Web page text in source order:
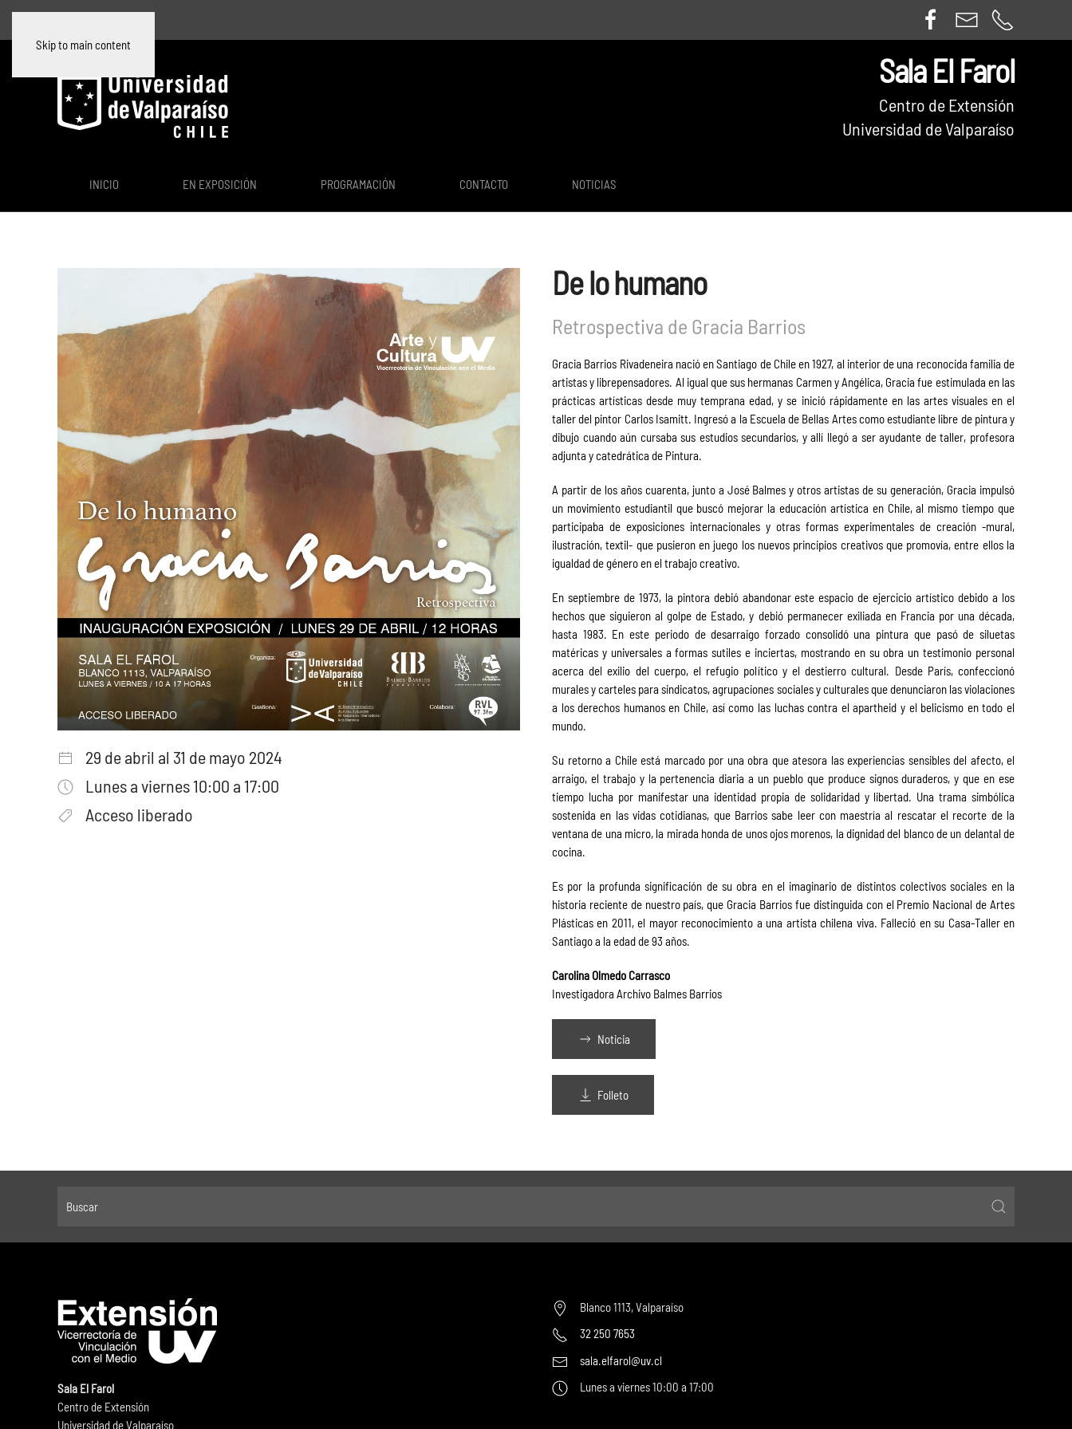
Skip to main content
Sala El Farol
Centro de Extensión
Universidad de Valparaíso
INICIO EN EXPOSICIÓN PROGRAMACIÓN CONTACTO NOTICIAS
29 de abril al 31 de mayo 2024
Lunes a viernes 10:00 a 17:00
Acceso liberado
De lo humano
Retrospectiva de Gracia Barrios
Gracia Barrios Rivadeneira nació en Santiago de Chile en 1927, al interior de una reconocida familia de
artistas y librepensadores. Al igual que sus hermanas Carmen y Angélica, Gracia fue estimulada en las
prácticas artísticas desde muy temprana edad, y se inició rápidamente en las artes visuales en el
taller del pintor Carlos Isamitt. Ingresó a la Escuela de Bellas Artes como estudiante libre de pintura y
dibujo cuando aún cursaba sus estudios secundarios, y allí llegó a ser ayudante de taller, profesora
adjunta y catedrática de Pintura.
A partir de los años cuarenta, junto a José Balmes y otros artistas de su generación, Gracia impulsó
un movimiento estudiantil que buscó mejorar la educación artística en Chile, al mismo tiempo que
participaba de exposiciones internacionales y otras formas experimentales de creación -mural,
ilustración, textil- que pusieron en juego los nuevos principios creativos que promovía, entre ellos la
igualdad de género en el trabajo creativo.
En septiembre de 1973, la pintora debió abandonar este espacio de ejercicio artístico debido a los
hechos que siguieron al golpe de Estado, y debió permanecer exiliada en Francia por una década,
hasta 1983. En este periodo de desarraigo forzado consolidó una pintura que pasó de siluetas
matéricas y universales a formas sutiles e inciertas, mostrando en su obra un testimonio personal
acerca del exilio del cuerpo, el refugio político y el destierro cultural. Desde París, confeccionó
murales y carteles para sindicatos, agrupaciones sociales y culturales que denunciaron las violaciones
a los derechos humanos en Chile, así como las luchas contra el apartheid y el belicismo en todo el
mundo.
Su retorno a Chile está marcado por una obra que atesora las experiencias sensibles del afecto, el
arraigo, el trabajo y la pertenencia diaria a un pueblo que produce signos duraderos, y que en ese
tiempo lucha por manifestar una identidad propia de solidaridad y libertad. Una trama simbólica
sostenida en las vidas cotidianas, que Barrios sabe leer con maestría al rescatar el recorte de la
ventana de una micro, la mirada honda de unos ojos morenos, la dignidad del blanco de un delantal de
cocina.
Es por la profunda significación de su obra en el imaginario de distintos colectivos sociales en la
historia reciente de nuestro país, que Gracia Barrios fue distinguida con el Premio Nacional de Artes
Plásticas en 2011, el mayor reconocimiento a una artista chilena viva. Falleció en su Casa-Taller en
Santiago a la edad de 93 años.
Carolina Olmedo Carrasco
Investigadora Archivo Balmes Barrios
Noticia
Folleto
Sala El Farol
Centro de Extensión
Universidad de Valparaíso
Blanco 1113, Valparaíso
32 250 7653
sala.elfarol@uv.cl
Lunes a viernes 10:00 a 17:00